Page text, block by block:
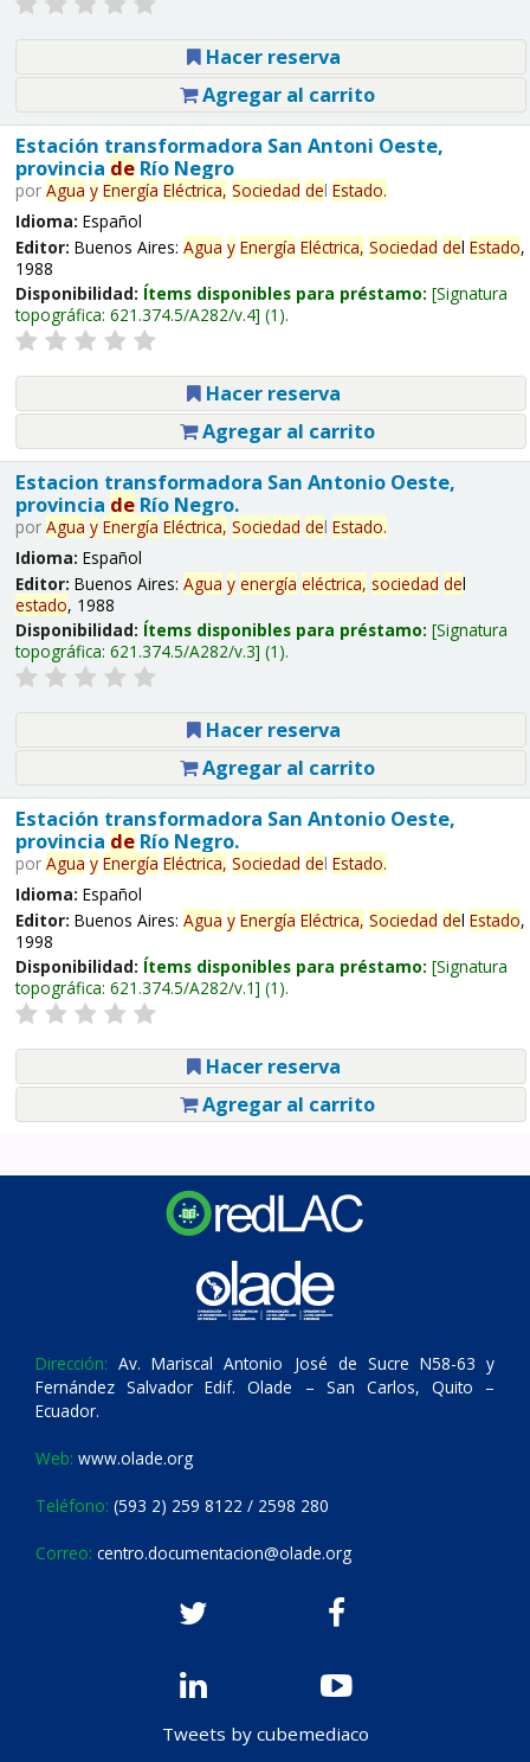
Hacer reserva
Agregar al carrito
Estación transformadora San Antoni Oeste,
provincia deRío Negro
por Agua y Energía Eléctrica, Sociedad del Estado.
Idioma: Español
Editor: Buenos Aires: Agua y Energía Eléctrica, Sociedad del Estado,
1988
Disponibilidad: Ítems disponibles para préstamo: Signatura
topográfica: 621.374.5/A282/v.4 (1).
Hacer reserva
Agregar al carrito
Estacion transformadora San Antonio Oeste,
provincia deRío Negro.
por Agua y Energía Eléctrica, Sociedad del Estado.
Idioma: Español
Editor: Buenos Aires: Agua y energía eléctrica, sociedad del
estado, 1988
Disponibilidad: Ítems disponibles para préstamo: Signatura
topográfica: 621.374.5/A282/v.3 (1).
Hacer reserva
Agregar al carrito
Estación transformadora San Antonio Oeste,
provincia deRío Negro.
por Agua y Energía Eléctrica, Sociedad del Estado.
Idioma: Español
Editor: Buenos Aires: Agua y Energía Eléctrica, Sociedad del Estado,
1998
Disponibilidad: Ítems disponibles para préstamo: Signatura
topográfica: 621.374.5/A282/v.1 (1).
Hacer reserva
Agregar al carrito
Dirección: Av. Mariscal Antonio José de Sucre N58-63 y
Fernández Salvador Edif. Olade – San Carlos, Quito –
Ecuador.
Web: www.olade.org
Teléfono: (593 2) 259 8122 / 2598 280
Correo: centro.documentacion@olade.org
Tweets by cubemediaco